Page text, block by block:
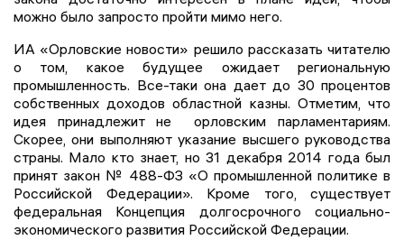
можно было запросто пройти мимо него.
ИА «Орловские новости» решило рассказать читателю
о том, какое будущее ожидает региональную
промышленность. Все-таки она дает до 30 процентов
собственных доходов областной казны. Отметим, что
идея принадлежит не орловским парламентариям.
Скорее, они выполняют указание высшего руководства
страны. Мало кто знает, но 31 декабря 2014 года был
принят закон № 488-ФЗ «О промышленной политике в
Российской Федерации». Кроме того, существует
федеральная Концепция долгосрочного социально-
экономического развития Российской Федерации.